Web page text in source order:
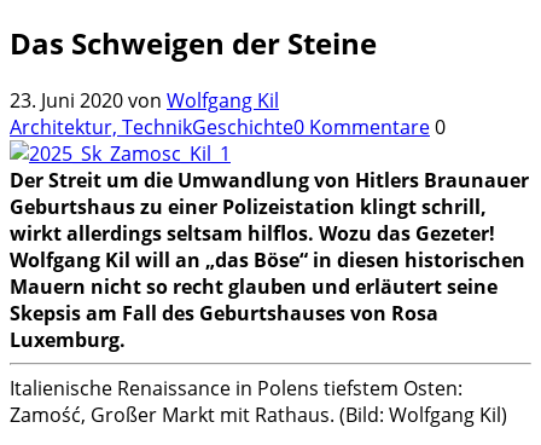
Das Schweigen der Steine
23. Juni 2020von Wolfgang Kil
Architektur, TechnikGeschichte0 Kommentare0
Der Streit um die Umwandlung von Hitlers Braunauer
Geburtshaus zu einer Polizeistation klingt schrill,
wirkt allerdings seltsam hilflos. Wozu das Gezeter!
Wolfgang Kil will an „das Böse“ in diesen historischen
Mauern nicht so recht glauben und erläutert seine
Skepsis am Fall des Geburtshauses von Rosa
Luxemburg.
Italienische Renaissance in Polens tiefstem Osten:
Zamość, Großer Markt mit Rathaus. (Bild: Wolfgang Kil)